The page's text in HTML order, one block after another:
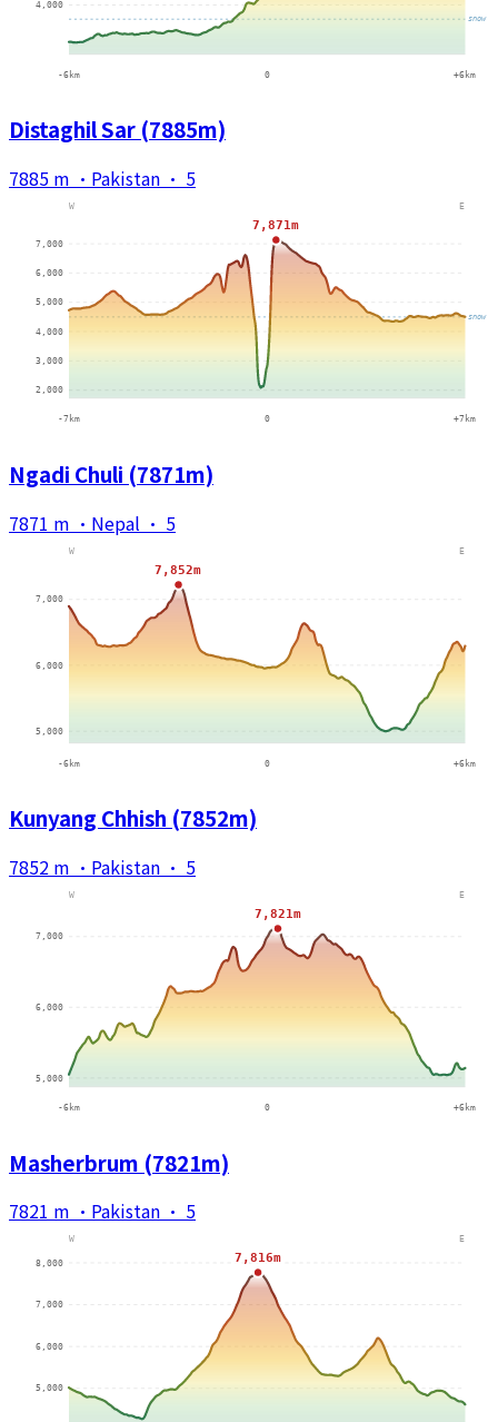
Distaghil Sar (7885m)
7885 m · Pakistan · 5
Ngadi Chuli (7871m)
7871 m · Nepal · 5
Kunyang Chhish (7852m)
7852 m · Pakistan · 5
Masherbrum (7821m)
7821 m · Pakistan · 5